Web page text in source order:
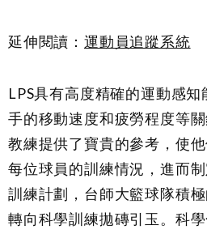
延伸閱讀： 運動員追蹤系統
LPS具有高度精確的運動感
手的移動速度和疲勞程度等
教練提供了寶貴的參考，使
每位球員的訓練情況，進而
訓練計劃，台師大籃球隊積
轉向科學訓練拋磚引玉。科